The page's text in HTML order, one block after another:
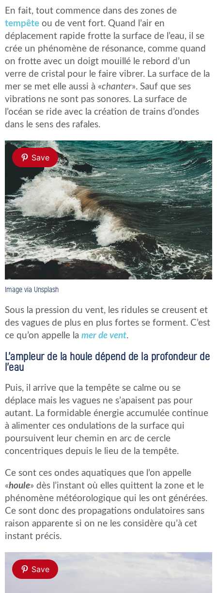
En fait, tout commence dans des zones de
tempête ou de vent fort. Quand l’air en
déplacement rapide frotte la surface de l’eau, il se
crée un phénomène de résonance, comme quand
on frotte avec un doigt mouillé le rebord d’un
verre de cristal pour le faire vibrer. La surface de la
mer se met elle aussi à «chanter». Sauf que ses
vibrations ne sont pas sonores. La surface de
l’océan se ride avec la création de trains d’ondes
dans le sens des rafales.
Save
Image via Unsplash
Sous la pression du vent, les ridules se creusent et
des vagues de plus en plus fortes se forment. C’est
ce qu’on appelle la mer de vent.
L’ampleur de la houle dépend de la profondeur de
l’eau
Puis, il arrive que la tempête se calme ou se
déplace mais les vagues ne s’apaisent pas pour
autant. La formidable énergie accumulée continue
à alimenter ces ondulations de la surface qui
poursuivent leur chemin en arc de cercle
concentriques depuis le lieu de la tempête.
Ce sont ces ondes aquatiques que l’on appelle
«houle» dès l’instant où elles quittent la zone et le
phénomène météorologique qui les ont générées.
Ce sont donc des propagations ondulatoires sans
raison apparente si on ne les considère qu’à cet
instant précis.
Save